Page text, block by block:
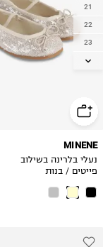
21
22
23
24
27
29
MINENE
נעלי בלרינה בשילוב
פייטים / בנות